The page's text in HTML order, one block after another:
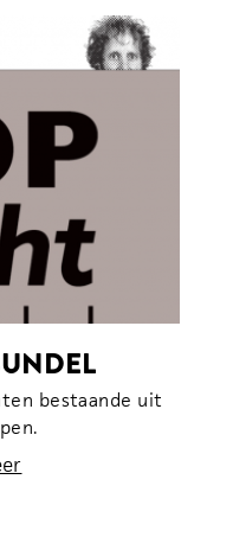
bestaande uit